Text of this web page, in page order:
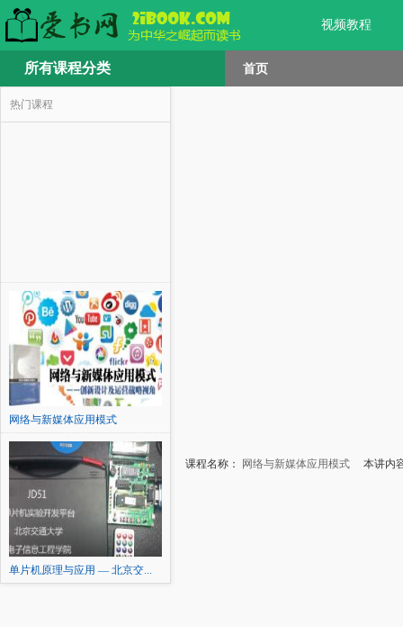
视频教程
所有课程分类 首页
热门课程
网络与新媒体应用模式
单片机原理与应用 — 北京交...
课程名称： 网络与新媒体应用模式 本讲内